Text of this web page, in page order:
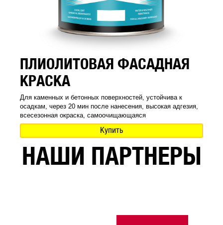
ПЛИОЛИТОВАЯ ФАСАДНАЯ
КРАСКА
Для каменных и бетонных поверхностей, устойчива к
осадкам, через 20 мин после нанесения, высокая адгезия,
всесезонная окраска, самоочищающаяся
Купить
НАШИ ПАРТНЕРЫ